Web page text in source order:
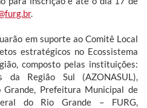
.
em suporte ao Comitê Local
estratégicos no Ecossistema
composto pelas instituições:
da Região Sul (AZONASUL),
Prefeitura Municipal de
do Rio Grande – FURG,